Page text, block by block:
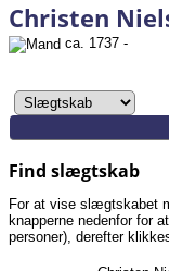
Christen
ca. 1737 -
Find slægtskab
For at vise slægtskabet
knapperne nedenfor for
personer), derefter